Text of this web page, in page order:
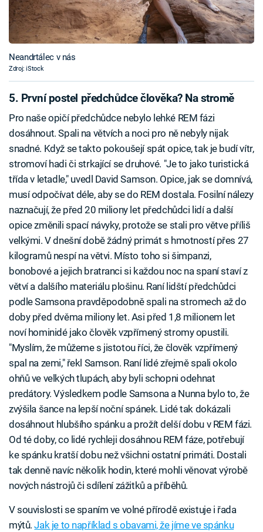
Neandrtálec v nás
Zdroj: iStock
5. První postel předchůdce člověka? Na stromě
Pro naše opičí předchůdce nebylo lehké REM fázi
dosáhnout. Spali na větvích a noci pro ně nebyly nijak
snadné. Když se takto pokoušejí spát opice, tak je budí vítr,
stromoví hadi či strkající se druhové. "Je to jako turistická
třída v letadle," uvedl David Samson. Opice, jak se domnívá,
musí odpočívat déle, aby se do REM dostala. Fosilní nálezy
naznačují, že před 20 miliony let předchůdci lidí a další
opice změnili spací návyky, protože se stali pro větve příliš
velkými. V dnešní době žádný primát s hmotností přes 27
kilogramů nespí na větvi. Místo toho si šimpanzi,
bonobové a jejich bratranci si každou noc na spaní staví z
větví a dalšího materiálu plošinu. Raní lidští předchůdci
podle Samsona pravděpodobně spali na stromech až do
doby před dvěma miliony let. Asi před 1,8 milionem let
noví hominidé jako člověk vzpřímený stromy opustili.
"Myslím, že můžeme s jistotou říci, že člověk vzpřímený
spal na zemi," řekl Samson. Raní lidé zřejmě spali okolo
ohňů ve velkých tlupách, aby byli schopni odehnat
predátory. Výsledkem podle Samsona a Nunna bylo to, že
zvýšila šance na lepší noční spánek. Lidé tak dokázali
dosáhnout hlubšího spánku a prožít delší dobu v REM fázi.
Od té doby, co lidé rychleji dosáhnou REM fáze, potřebují
ke spánku kratší dobu než všichni ostatní primáti. Dostali
tak denně navíc několik hodin, které mohli věnovat výrobě
nových nástrojů či sdílení zážitků a příběhů.
V souvislosti se spaním ve volné přírodě existuje i řada
mýtů.Jak je to například s obavami, že jíme ve spánku